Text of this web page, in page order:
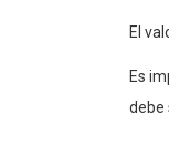
El
Es
debe